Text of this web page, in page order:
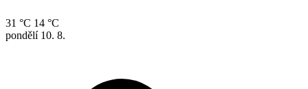
31 °C 14 °C
pondělí 10. 8.